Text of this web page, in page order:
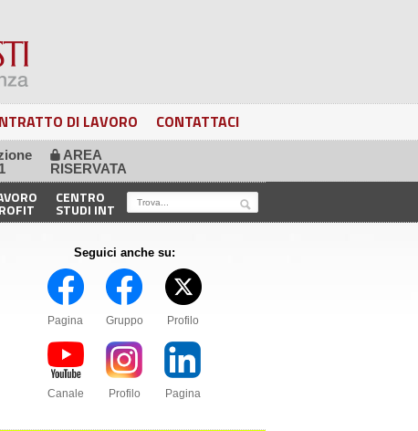
DI LAVORO CONTATTACI
🔒 AREA
RISERVATA
CENTRO
STUDI INT
Seguici anche su:
Pagina Gruppo Profilo
Canale Profilo Pagina